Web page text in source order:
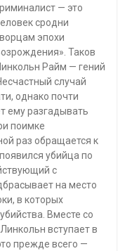
— это
сродни
эпохи
Таков
Райм — гений
случай
однако почти
ему разгадывать
поимке
раз обращается к
убийца по
с
на место
в которых
Вместе со
вступает в
прежде всего —